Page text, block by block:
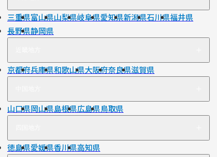
三重県富山県山梨県岐阜県愛知県新潟県石川県福井県
長野県静岡県
京都府兵庫県和歌山県大阪府奈良県滋賀県
山口県岡山県島根県広島県鳥取県
徳島県愛媛県香川県高知県